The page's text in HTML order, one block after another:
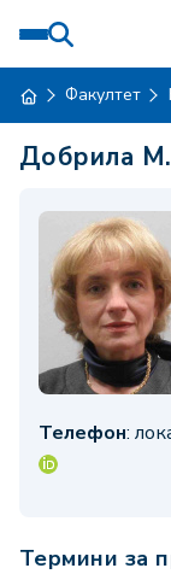
Факултет
Добрила
Телефон:
Термини за